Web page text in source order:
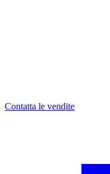
Contatta le vendite